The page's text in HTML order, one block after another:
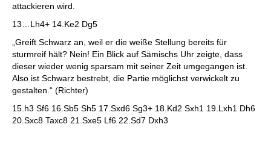
attackieren wird.
13…Lh4+ 14.Ke2 Dg5
„Greift Schwarz an, weil er die weiße Stellung bereits für
sturmreif hält? Nein! Ein Blick auf Sämischs Uhr zeigte, dass
dieser wieder wenig sparsam mit seiner Zeit umgegangen ist.
Also ist Schwarz bestrebt, die Partie möglichst verwickelt zu
gestalten.“ (Richter)
15.h3 Sf6 16.Sb5 Sh5 17.Sxd6 Sg3+ 18.Kd2 Sxh1 19.Lxh1 Dh6
20.Sxc8 Taxc8 21.Sxe5 Lf6 22.Sd7 Dxh3